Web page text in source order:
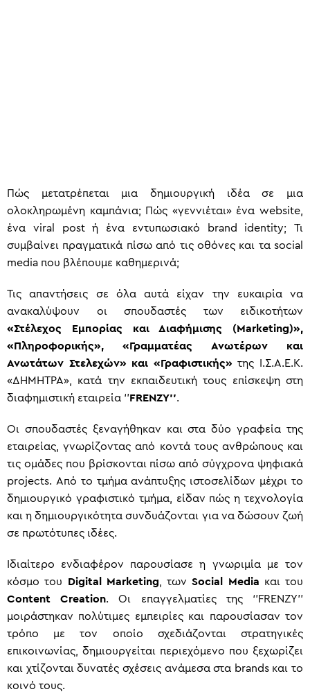
Πώς μετατρέπεται μια δημιουργική ιδέα σε μια
ολοκληρωμένη καμπάνια; Πώς «γεννιέται» ένα website,
ένα viral post ή ένα εντυπωσιακό brand identity; Τι
συμβαίνει πραγματικά πίσω από τις οθόνες και τα social
media που βλέπουμε καθημερινά;
Τις απαντήσεις σε όλα αυτά είχαν την ευκαιρία να
ανακαλύψουν οι σπουδαστές των ειδικοτήτων
«Στέλεχος Εμπορίας και Διαφήμισης (Marketing)»,
«Πληροφορικής», «Γραμματέας Ανωτέρων και
Ανωτάτων Στελεχών» και «Γραφιστικής» της Ι.Σ.Α.Ε.Κ.
«ΔΗΜΗΤΡΑ», κατά την εκπαιδευτική τους επίσκεψη στη
διαφημιστική εταιρεία ‘’FRENZY’’.
Οι σπουδαστές ξεναγήθηκαν και στα δύο γραφεία της
εταιρείας, γνωρίζοντας από κοντά τους ανθρώπους και
τις ομάδες που βρίσκονται πίσω από σύγχρονα ψηφιακά
projects. Από το τμήμα ανάπτυξης ιστοσελίδων μέχρι το
δημιουργικό γραφιστικό τμήμα, είδαν πώς η τεχνολογία
και η δημιουργικότητα συνδυάζονται για να δώσουν ζωή
σε πρωτότυπες ιδέες.
Ιδιαίτερο ενδιαφέρον παρουσίασε η γνωριμία με τον
κόσμο του Digital Marketing, τωνSocial Media και του
Content Creation. Οι επαγγελματίες της ‘’FRENZY’’
μοιράστηκαν πολύτιμες εμπειρίες και παρουσίασαν τον
τρόπο με τον οποίο σχεδιάζονται στρατηγικές
επικοινωνίας, δημιουργείται περιεχόμενο που ξεχωρίζει
και χτίζονται δυνατές σχέσεις ανάμεσα στα brands και το
κοινό τους.